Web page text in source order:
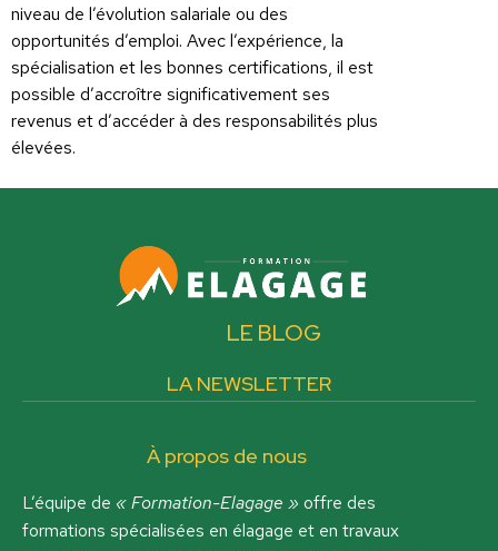
niveau de l’évolution salariale ou des
opportunités d’emploi. Avec l’expérience, la
spécialisation et les bonnes certifications, il est
possible d’accroître significativement ses
revenus et d’accéder à des responsabilités plus
élevées.
LE BLOG
LA NEWSLETTER
À propos de nous
L’équipe de « Formation-Elagage » offre des
formations spécialisées en élagage et en travaux